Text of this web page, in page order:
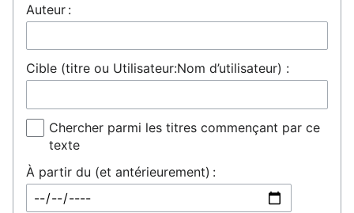
Auteur :
Cible (titre ou Utilisateur:Nom d’utilisateur) :
Chercher parmi les titres commençant par ce
texte
À partir du (et antérieurement) :